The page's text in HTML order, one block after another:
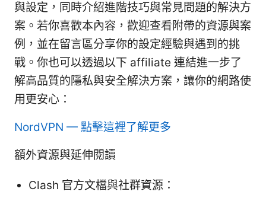
與設定，同時介紹進階技巧與常見問題的解決方
案。若你喜歡本內容，歡迎查看附帶的資源與案
例，並在留言區分享你的設定經驗與遇到的挑
戰。你也可以透過以下 affiliate 連結進一步了
解高品質的隱私與安全解決方案，讓你的網路使
用更安心：
NordVPN — 點擊這裡了解更多
額外資源與延伸閱讀
Clash 官方文檔與社群資源：